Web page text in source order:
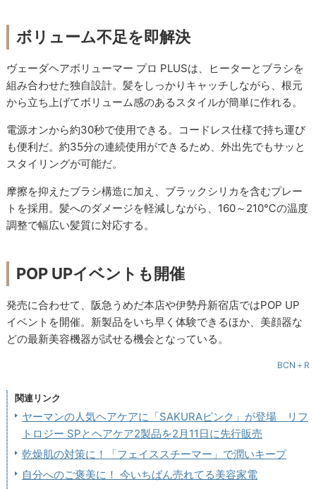
ボリューム不足を即解決
ヴェーダヘアボリューマー プロ PLUSは、ヒーターとブラシを
組み合わせた独自設計。髪をしっかりキャッチしながら、根元
から立ち上げてボリューム感のあるスタイルが簡単に作れる。
電源オンから約30秒で使用できる。コードレス仕様で持ち運び
も便利だ。約35分の連続使用ができるため、外出先でもサッと
スタイリングが可能だ。
摩擦を抑えたブラシ構造に加え、ブラックシリカを含むプレー
トを採用。髪へのダメージを軽減しながら、160～210℃の温度
調整で幅広い髪質に対応する。
POP UPイベントも開催
発売に合わせて、阪急うめだ本店や伊勢丹新宿店ではPOP UP
イベントを開催。新製品をいち早く体験できるほか、美顔器な
どの最新美容機器が試せる機会となっている。
BCN＋R
関連リンク
ヤーマンの人気ヘアケアに「SAKURAピンク」が登場 リフ
トロジー SPとヘアケア2製品を2月11日に先行販売
乾燥肌の対策に！「フェイススチーマー」で潤いキープ
自分へのご褒美に！ 今いちばん売れてる美容家電